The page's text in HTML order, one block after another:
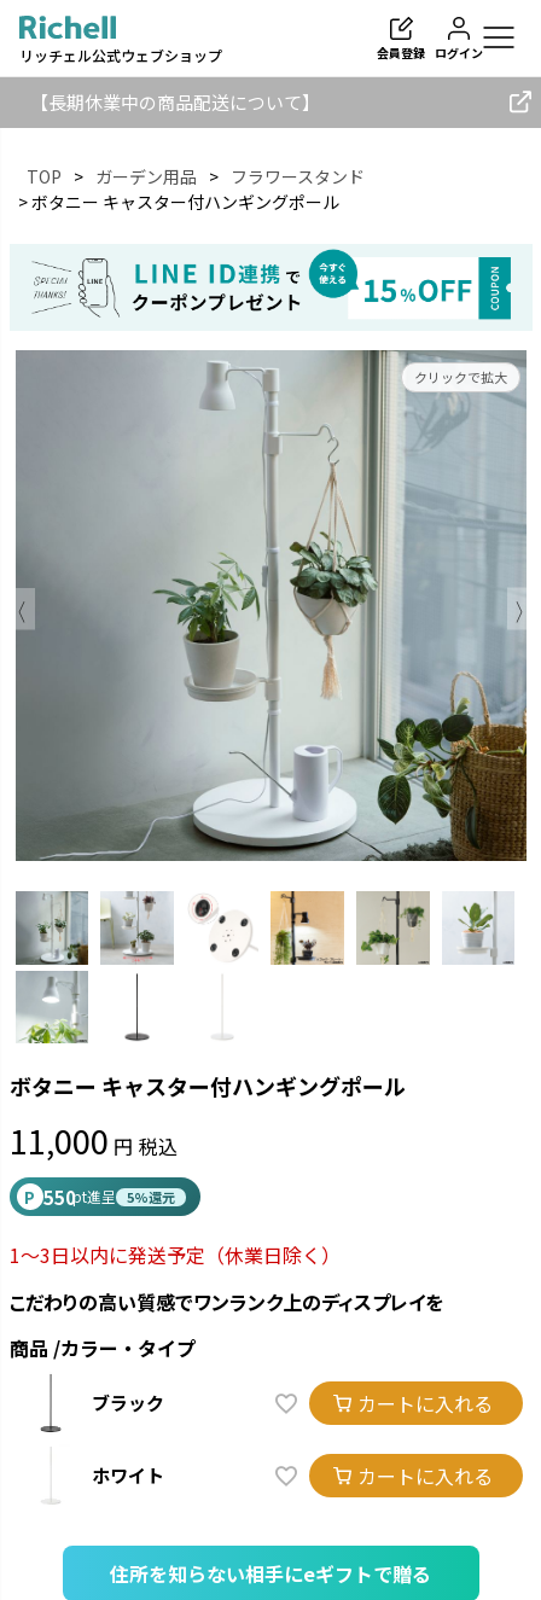
リッチェル公式ウェブショップ 会員登録 ログイン
【長期休業中の商品配送について】
TOP ガーデン用品
フラワースタンド
ボタニー キャスター付ハンギングポール
クリックで拡大
ボタニー キャスター付ハンギングポール
11,000 税込
P 550pt進呈 5%還元
1～3日以内に発送予定 （休業日除く）
こだわりの高い質感でワンランク上のディスプレイを
商品 カラー・タイプ
ブラック カートに入れる
ホワイト カートに入れる
住所を知らない相手にeギフトで贈る